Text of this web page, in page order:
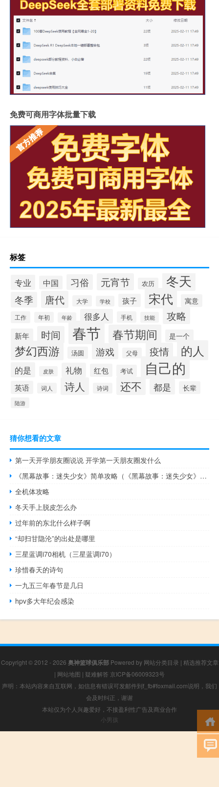
免费可商用字体批量下载
标签
专业 中国 习俗 元宵节 农历 冬天
冬季 唐代 大学 学校 孩子 宋代 寓意
工作 年初 年龄 很多人 手机 技能 攻略
新年 时间 春节 春节期间 是一个
梦幻西游 汤圆 游戏 父母 疫情 的人
的是 皮肤 礼物 红包 考试 自己的
英语 词人 诗人 诗词 还不 都是 长辈
陆游
猜你想看的文章
第一天开学朋友圈说说 开学第一天朋友圈发什么
《黑幕故事：迷失少女》简单攻略（《黑幕故事：迷失少女》简单攻略）
全机体攻略
冬天手上脱皮怎么办
过年前的东北什么样子啊
“却扫甘隐沦”的出处是哪里
三星蓝调i70相机（三星蓝调i70）
珍惜春天的诗句
一九五三年春节是几日
hpv多大年纪会感染
Copyright © 2012 - 2026 奥神篮球俱乐部Powered by 网站分类目录 | 精选推荐文章
| 网站地图 | 疑难解答 京ICP备06009323号
声明：本站内容来自互联网，如信息有错误可发邮件到f_fb#foxmail.com说明，我们
会及时纠正，谢谢
本站仅为个人兴趣爱好，不接盈利性广告及商业合作
小男孩